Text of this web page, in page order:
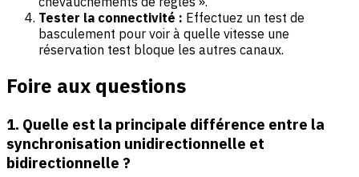
Tester la connectivité : Effectuez un test de
basculement pour voir à quelle vitesse une
réservation test bloque les autres canaux.
Foire aux questions
1. Quelle est la principale différence entre la
synchronisation unidirectionnelle et
bidirectionnelle ?